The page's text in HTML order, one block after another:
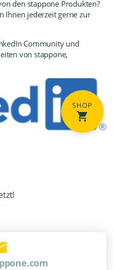
den stappone Produkten?
Ihnen jederzeit gerne zur
Communityund
von stappone,